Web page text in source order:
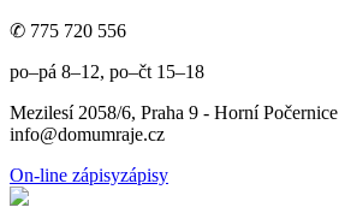
✆ 775 720 556
po–pá 8–12, po–čt 15–18
Mezilesí 2058/6, Praha 9 - Horní Počernice
info@domumraje.cz
On-line zápisyzápisy